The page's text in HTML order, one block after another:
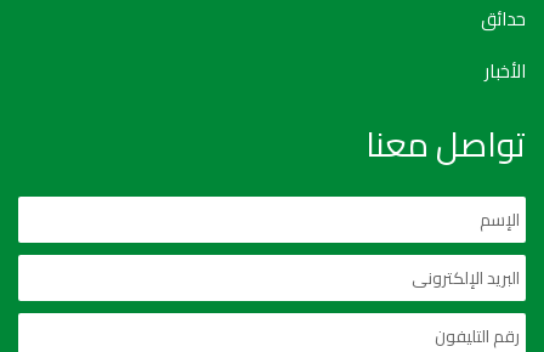
حدائق
الأخبار
تواصل معنا